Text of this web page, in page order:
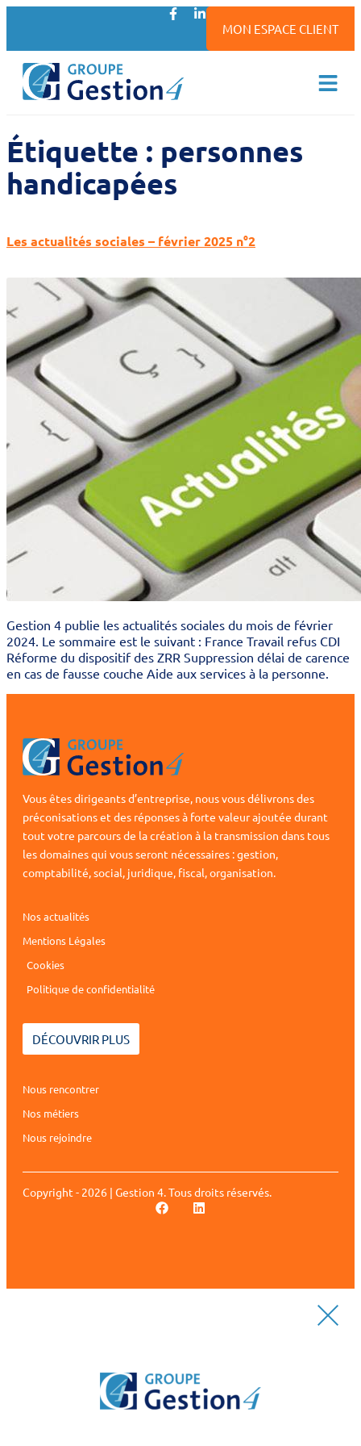
MON ESPACE CLIENT
Étiquette : personnes
handicapées
Les actualités sociales – février 2025 n°2
Gestion 4 publie les actualités sociales du mois de février
2024. Le sommaire est le suivant : France Travail refus CDI
Réforme du dispositif des ZRR Suppression délai de carence
en cas de fausse couche Aide aux services à la personne.
Vous êtes dirigeants d’entreprise, nous vous délivrons des
préconisations et des réponses à forte valeur ajoutée durant
tout votre parcours de la création à la transmission dans tous
les domaines qui vous seront nécessaires : gestion,
comptabilité, social, juridique, fiscal, organisation.
Nos actualités
Mentions Légales
Cookies
Politique de confidentialité
DÉCOUVRIR PLUS
Nous rencontrer
Nos métiers
Nous rejoindre
Copyright - 2026 | Gestion 4. Tous droits réservés.